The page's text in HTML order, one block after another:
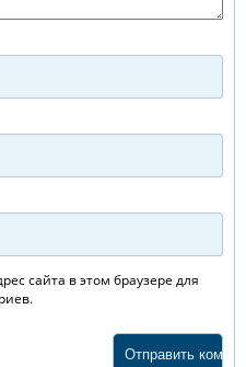
сайта в этом браузере для